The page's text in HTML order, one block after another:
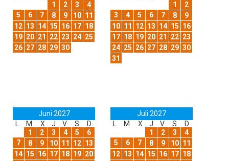
1
2 3
4
5
6 7 8 9 10 11
12 13 14 15 16 17 18
19 20 21 22 23 24 25
26 27 28 29 30
1
2
3
4 5 6 7 8
9
10 11 12 13 14 15 16
17 18 19 20 21 22 23
24 25 26 27 28 29 30
31
Juni 2027
M X J V S
D
1
2 3 4 5
6
7
8 9 10 11 12 13
14 15 16 17 18 19 20
Juli 2027
M X J V S
D
1
2 3
4
5
6 7 8 9 10 11
12 13 14 15 16 17 18